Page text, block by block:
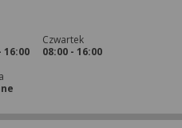
16:00
Czwartek
08:00 - 16:00